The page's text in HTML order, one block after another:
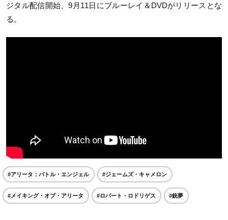
ジタル配信開始、9月11日にブルーレイ＆DVDがリリースとな
る。
#アリータ：バトル・エンジェル #ジェームズ・キャメロン
#メイキング・オブ・アリータ #ロバート・ロドリゲス #銃夢